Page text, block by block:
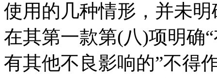
使用的几种情形，并未
在其第一款第(八)项明确
有其他不良影响的”不得